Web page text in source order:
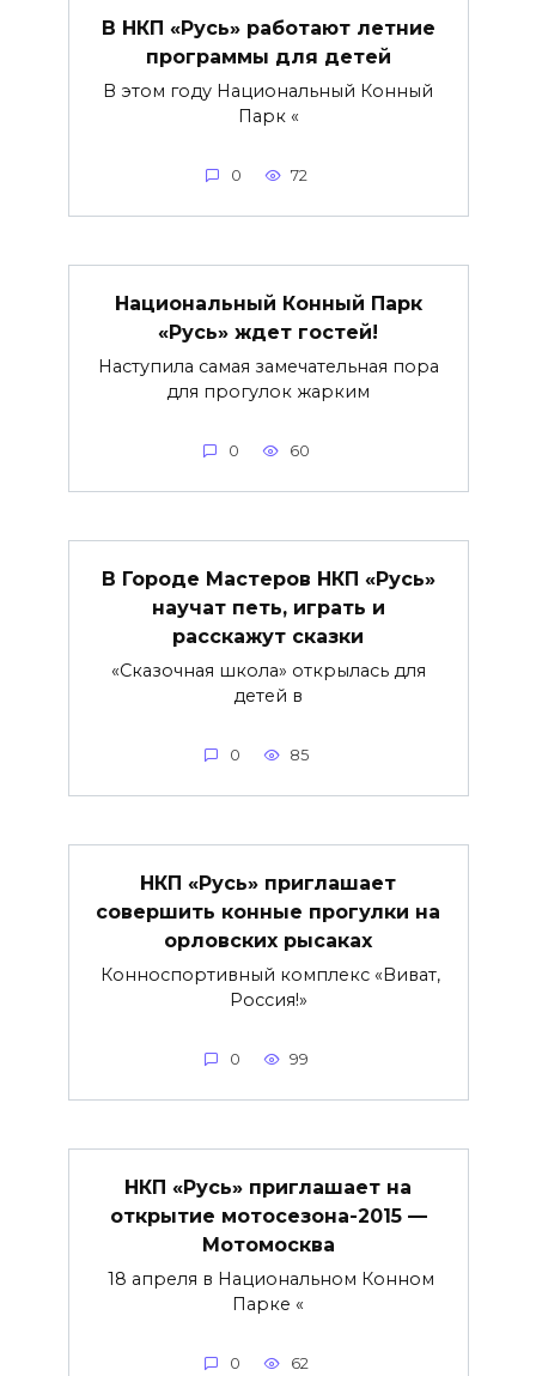
В НКП «Русь» работают летние
программы для детей
В этом году Национальный Конный
Парк «
0 72
Национальный Конный Парк
«Русь» ждет гостей!
Наступила самая замечательная пора
для прогулок жарким
0 60
В Городе Мастеров НКП «Русь»
научат петь, играть и
расскажут сказки
«Сказочная школа» открылась для
детей в
0 85
НКП «Русь» приглашает
совершить конные прогулки на
орловских рысаках
Конноспортивный комплекс «Виват,
Россия!»
0 99
НКП «Русь» приглашает на
открытие мотосезона-2015 —
Мотомосква
18 апреля в Национальном Конном
Парке «
0 62